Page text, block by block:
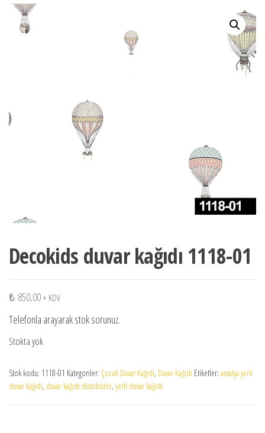
Decokids duvar kağıdı 1118-01
₺ 850,00 + KDV
Telefonla arayarak stok sorunuz.
Stokta yok
Stok kodu: 1118-01 Kategoriler: Çocuk Duvar Kağıdı, Duvar Kağıdı Etiketler: antalya yerli
duvar kağıdı, duvar kağıdı distribütör, yerli duvar kağıdı